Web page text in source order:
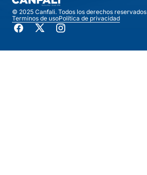
© 2025 Canfali. Todos los derechos reservados
Terminos de usoPolítica de privacidad